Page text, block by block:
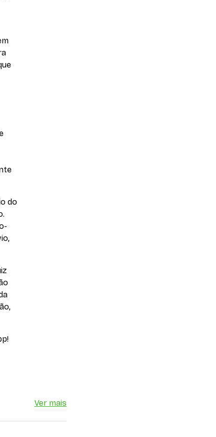
do
Ver mais